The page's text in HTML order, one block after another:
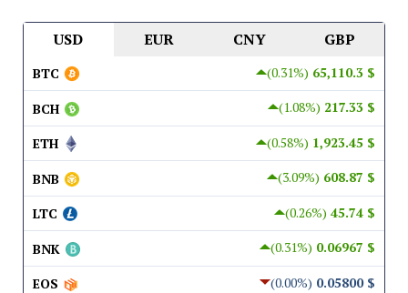
USD EUR CNY GBP
$ 65,110.3
(0.31%)
BTC
$ 217.33
(1.08%)
BCH
$ 1,923.45
(0.58%)
ETH
$ 608.87
(3.09%)
BNB
$ 45.74
(0.26%)
LTC
$ 0.06967
(0.31%)
BNK
$ 0.05800
(0.00%)
EOS